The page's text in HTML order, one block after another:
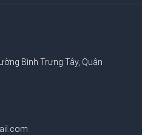
Bình Trưng Tây, Quận